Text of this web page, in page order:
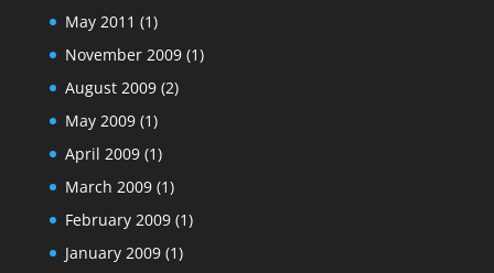
May 2011 (1)
November 2009(1)
August 2009(2)
May 2009(1)
April 2009(1)
March 2009(1)
February 2009(1)
January 2009(1)